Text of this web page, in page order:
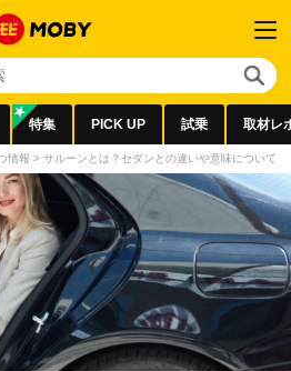
特集 PICK UP 試乗 取材レ
情報 > サルーンとは？セダンとの違いや意味について解